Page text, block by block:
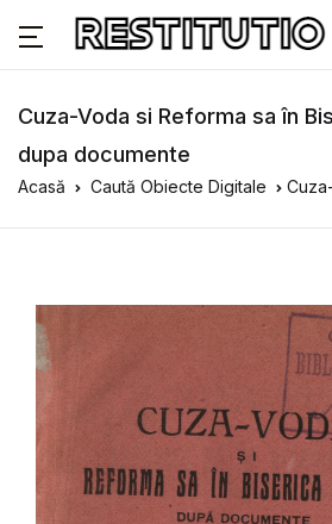
Cuza-Voda si Reforma sa în
dupa documente
Acasă Caută Obiecte Digitale Cuza-Voda